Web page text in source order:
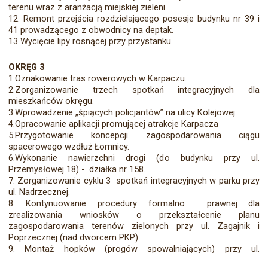
terenu wraz z aranżacją miejskiej zieleni.
12. Remont przejścia rozdzielającego posesje budynku nr 39 i
41 prowadzącego z obwodnicy na deptak.
13 Wycięcie lipy rosnącej przy przystanku.
OKRĘG 3
1.Oznakowanie tras rowerowych w Karpaczu.
2.Zorganizowanie trzech spotkań integracyjnych dla
mieszkańców okręgu.
3.Wprowadzenie „śpiących policjantów” na ulicy Kolejowej.
4.Opracowanie aplikacji promującej atrakcje Karpacza
5.Przygotowanie koncepcji zagospodarowania ciągu
spacerowego wzdłuż Łomnicy.
6.Wykonanie nawierzchni drogi (do budynku przy ul.
Przemysłowej 18) - działka nr 158.
7. Zorganizowanie cyklu 3 spotkań integracyjnych w parku przy
ul. Nadrzecznej.
8. Kontynuowanie procedury formalno prawnej dla
zrealizowania wniosków o przekształcenie planu
zagospodarowania terenów zielonych przy ul. Zagajnik i
Poprzecznej (nad dworcem PKP).
9. Montaż hopków (progów spowalniających) przy ul.